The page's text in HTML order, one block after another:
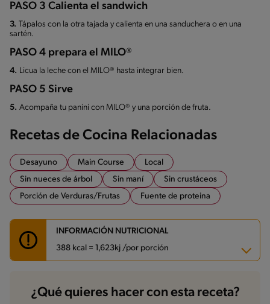
PASO 3 Calienta el sandwich
3. Tápalos con la otra tajada y calienta en una sanduchera o en una
sartén.
PASO 4 prepara el MILO®
4. Licua la leche con el MILO® hasta integrar bien.
PASO 5 Sirve
5. Acompaña tu panini con MILO® y una porción de fruta.
Recetas de Cocina Relacionadas
Desayuno Main Course
Local
Sin nueces de árbol
Sin maní
Sin crustáceos
Porción de Verduras/Frutas
Fuente de proteina
INFORMACIÓN NUTRICIONAL
388 kcal = 1,623kj /por porción
Carbohidratos 65.5 g
Energía 388 kcal
¿Qué quieres hacer con esta receta?